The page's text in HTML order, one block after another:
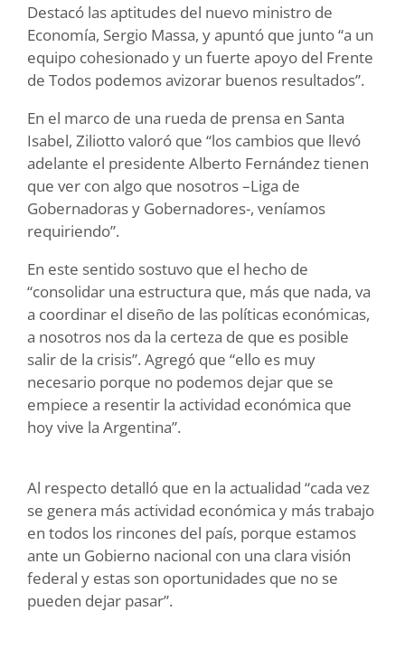
Destacó las aptitudes del nuevo ministro de
Economía, Sergio Massa, y apuntó que junto “a un
equipo cohesionado y un fuerte apoyo del Frente
de Todos podemos avizorar buenos resultados”.
En el marco de una rueda de prensa en Santa
Isabel, Ziliotto valoró que “los cambios que llevó
adelante el presidente Alberto Fernández tienen
que ver con algo que nosotros –Liga de
Gobernadoras y Gobernadores-, veníamos
requiriendo”.
En este sentido sostuvo que el hecho de
“consolidar una estructura que, más que nada, va
a coordinar el diseño de las políticas económicas,
a nosotros nos da la certeza de que es posible
salir de la crisis”. Agregó que “ello es muy
necesario porque no podemos dejar que se
empiece a resentir la actividad económica que
hoy vive la Argentina”.
Al respecto detalló que en la actualidad “cada vez
se genera más actividad económica y más trabajo
en todos los rincones del país, porque estamos
ante un Gobierno nacional con una clara visión
federal y estas son oportunidades que no se
pueden dejar pasar”.